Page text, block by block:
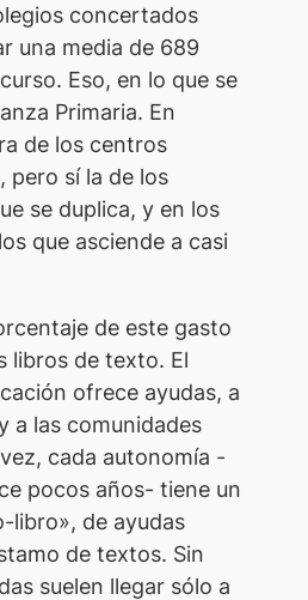
concertados
una media de 689
Eso, en lo que se
Primaria. En
de los centros
pero sí la de los
se duplica, y en los
que asciende a casi
de este gasto
libros de texto. El
ofrece ayudas, a
a las comunidades
cada autonomía -
pocos años- tiene un
libro», de ayudas
de textos. Sin
suelen llegar sólo a